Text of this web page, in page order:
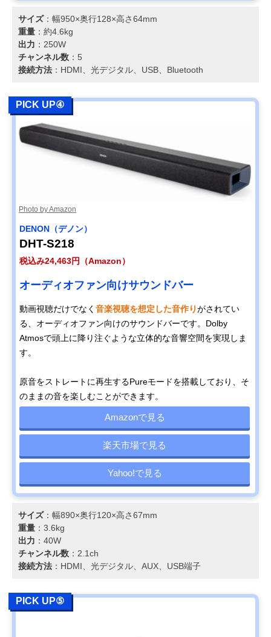
サイズ：幅950×奥行128×高さ64mm
重量 ：約4.6kg
出力 ：250W
チャンネル数 ：5
接続方法 ：HDMI、光デジタル、USB、Bluetooth
PICK UP④
Photo by Amazon
DENON（デノン）
DHT-S218
税込み24,463円（Amazon）
オーディオファン向けサウンドバー
動画視聴だけでなく 音楽視聴を想定した音作りがされてい
る、オーディオファン向けのサウンドバーです。Dolby
Atmosで頭上に降り注ぐような立体的な音響空間を実現しま
す。
原音をストレートに再生するPureモードを搭載しており、そ
のままの音を楽しむことができます。
Amazonで見る
楽天市場で見る
Yahoo!で見る
サイズ：幅890×奥行120×高さ67mm
重量 ：3.6kg
出力 ：40W
チャンネル数 ：2.1ch
接続方法 ：HDMI、光デジタル、AUX、USB端子
PICK UP⑤